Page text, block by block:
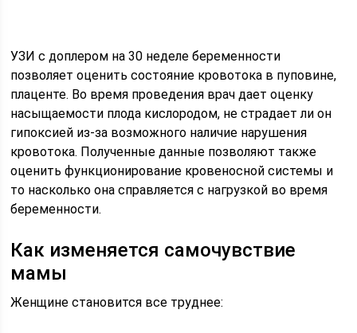
УЗИ с доплером на 30 неделе беременности
позволяет оценить состояние кровотока в пуповине,
плаценте. Во время проведения врач дает оценку
насыщаемости плода кислородом, не страдает ли он
гипоксией из-за возможного наличие нарушения
кровотока. Полученные данные позволяют также
оценить функционирование кровеносной системы и
то насколько она справляется с нагрузкой во время
беременности.
Как изменяется самочувствие
мамы
Женщине становится все труднее: